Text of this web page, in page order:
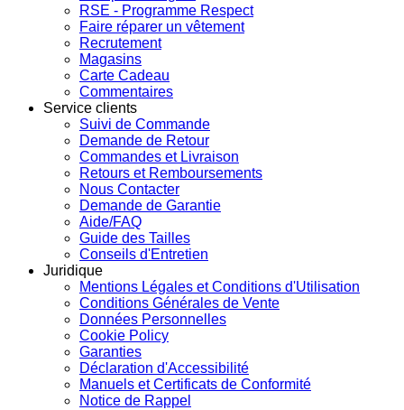
RSE - Programme Respect
Faire réparer un vêtement
Recrutement
Magasins
Carte Cadeau
Commentaires
Service clients
Suivi de Commande
Demande de Retour
Commandes et Livraison
Retours et Remboursements
Nous Contacter
Demande de Garantie
Aide/FAQ
Guide des Tailles
Conseils d'Entretien
Juridique
Mentions Légales et Conditions d'Utilisation
Conditions Générales de Vente
Données Personnelles
Cookie Policy
Garanties
Déclaration d'Accessibilité
Manuels et Certificats de Conformité
Notice de Rappel